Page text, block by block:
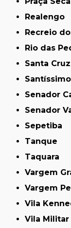
Realengo
Recreio
Rio das
Santa Cruz
Santíssimo
Senador
Senador
Sepetiba
Tanque
Taquara
Vargem
Vargem
Vila
Vila Militar